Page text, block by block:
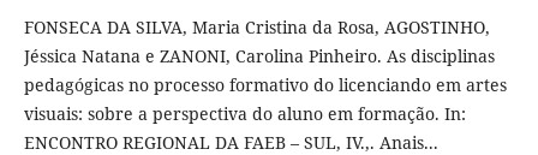
FONSECA DA SILVA, Maria Cristina da Rosa, AGOSTINHO,
Jéssica Natana e ZANONI, Carolina Pinheiro. As disciplinas
pedagógicas no processo formativo do licenciando em artes
visuais: sobre a perspectiva do aluno em formação. In:
ENCONTRO REGIONAL DA FAEB – SUL, IV.,. Anais...